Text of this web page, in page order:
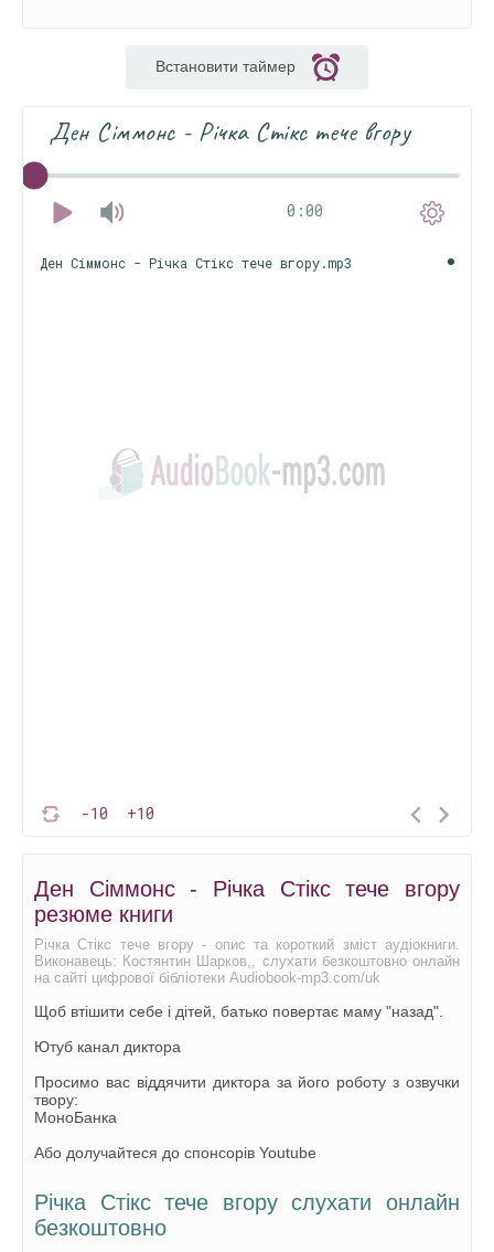
Встановити таймер
Ден Сіммонс - Річка Стікс тече вгору
0:00
-10 +10
Ден Сіммонс - Річка Стікс тече вгору.mp3
Ден Сіммонс - Річка Стікс тече вгору
резюме книги
Річка Стікс тече вгору - опис та короткий зміст аудіокниги.
Виконавець: Костянтин Шарков,, слухати безкоштовно онлайн
на сайті цифрової бібліотеки Audiobook-mp3.com/uk
Щоб втішити себе і дітей, батько повертає маму "назад".
Ютуб канал диктора
Просимо вас віддячити диктора за його роботу з озвучки
твору:
МоноБанка
Або долучайтеся до спонсорів Youtube
Річка Стікс тече вгору слухати онлайн
безкоштовно